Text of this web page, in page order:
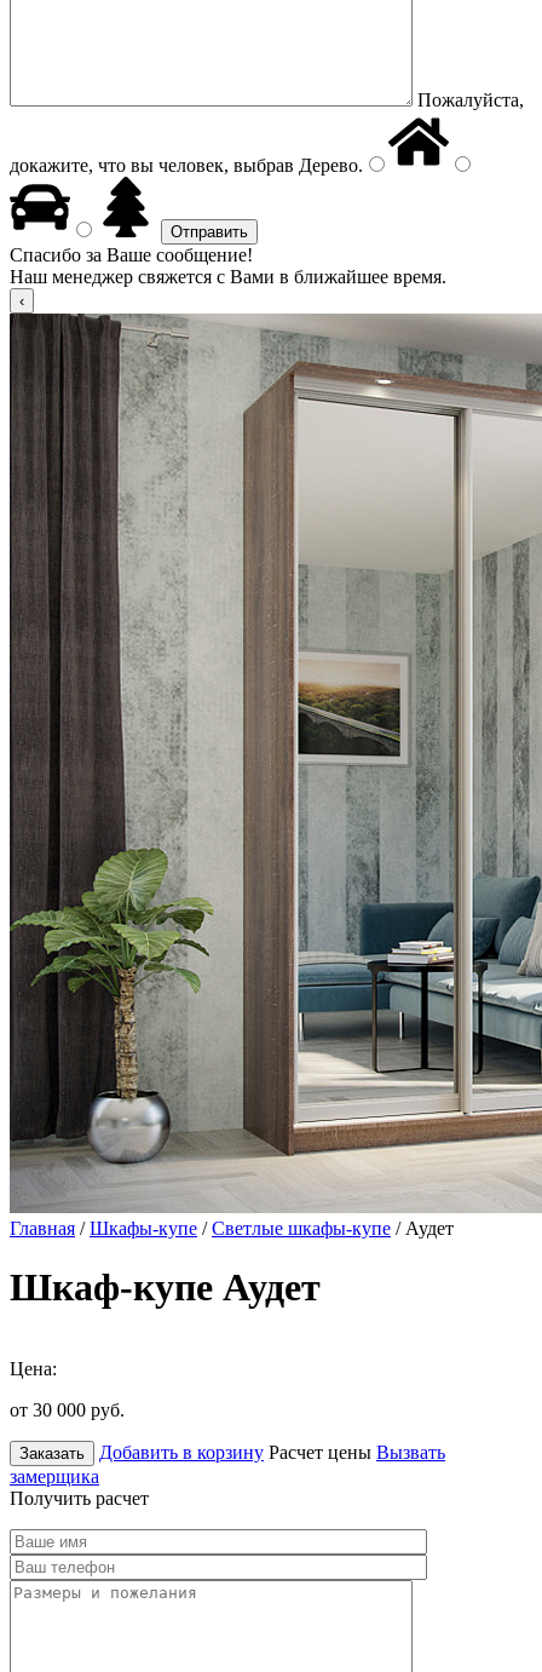
Пожалуйста,
докажите, что вы человек, выбрав Дерево.
Спасибо за Ваше сообщение!
Наш менеджер свяжется с Вами в ближайшее время.
Главная /Шкафы-купе /Светлые шкафы-купе / Аудет
Шкаф-купе Аудет
Цена:
от 30 000 руб.
Заказать Добавить в корзину Расчет цены Вызвать
замерщика
Получить расчет